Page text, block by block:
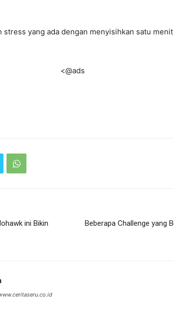
stress yang ada dengan menyisihkan satu
<@ads
ini Bikin
Beberapa Challenge yang